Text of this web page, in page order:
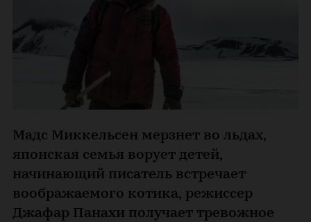
Мадс Миккельсен мерзнет во льдах,
японская семья ворует детей,
начинающий писатель встречает
воображаемого котика, режиссер
Джафар Панахи получает тревожное